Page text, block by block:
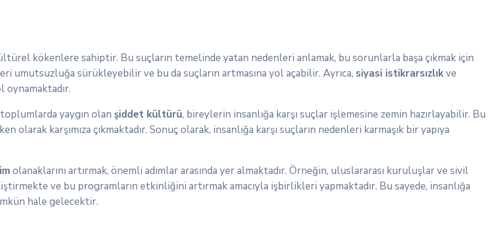
kökenlere sahiptir. Bu suçların temelinde yatan nedenleri anlamak, bu sorunlarla başa çıkmak için
umutsuzluğa sürükleyebilir ve bu da suçların artmasına yol açabilir. Ayrıca, siyasi istikrarsızlıkve
oynamaktadır.
yaygın olan şiddet kültürü, bireylerin insanlığa karşı suçlar işlemesine zemin hazırlayabilir. Bu
karşımıza çıkmaktadır. Sonuç olarak, insanlığa karşı suçların nedenleri karmaşık bir yapıya
olanaklarını artırmak, önemli adımlar arasında yer almaktadır. Örneğin, uluslararası kuruluşlar ve sivil
ve bu programların etkinliğini artırmak amacıyla işbirlikleri yapmaktadır. Bu sayede, insanlığa
hale gelecektir.